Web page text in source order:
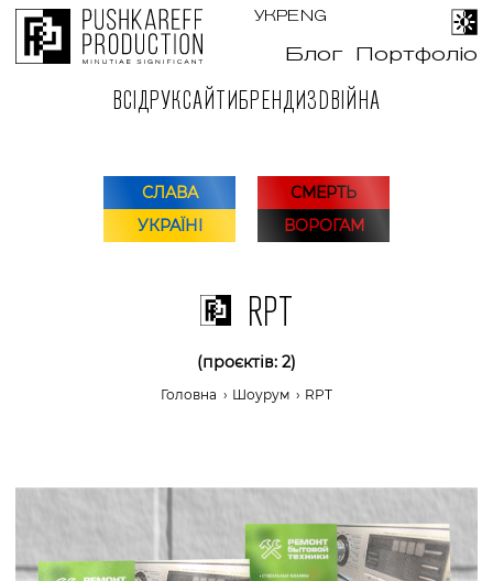
УКРENG
Блог Портфоліо
ВСІДРУКСАЙТИБРЕНДИ3DВІЙНА
СЛАВА
УКРАЇНІ
СМЕРТЬ
ВОРОГАМ
RPT
(проєктів: 2)
Головна › Шоурум › RPT